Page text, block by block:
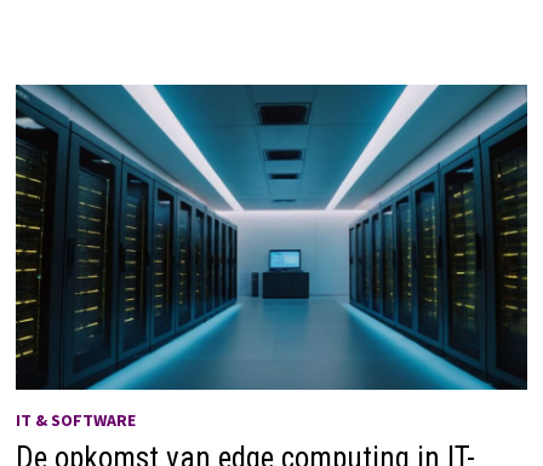
IT & SOFTWARE
De opkomst van edge computing in IT-